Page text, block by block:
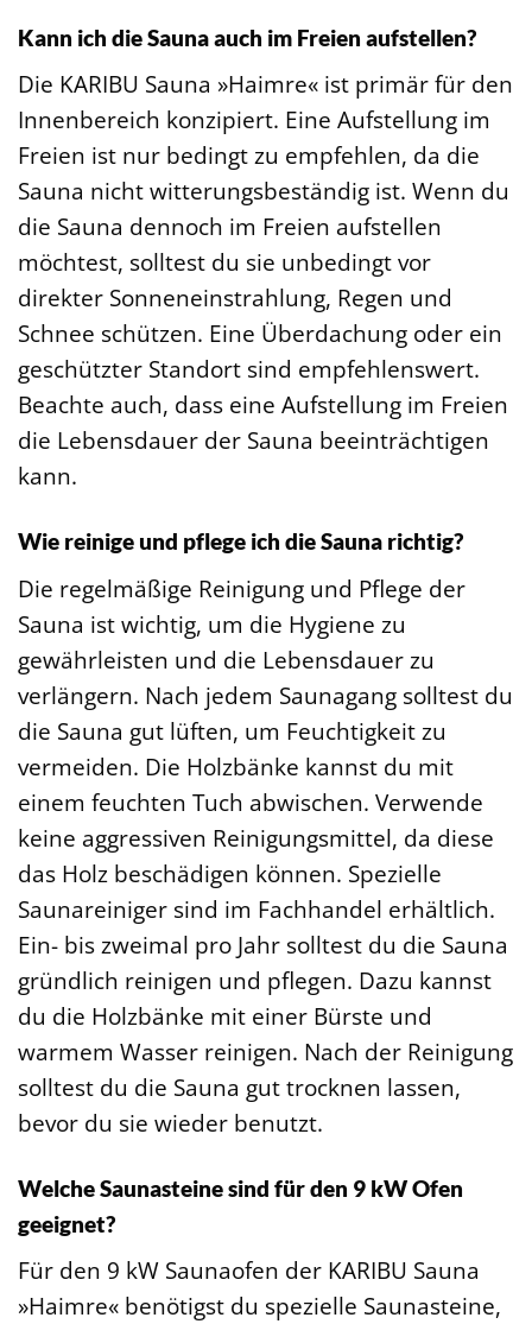
Kann ich die Sauna auch im Freien aufstellen?
Die KARIBU Sauna »Haimre« ist primär für den
Innenbereich konzipiert. Eine Aufstellung im
Freien ist nur bedingt zu empfehlen, da die
Sauna nicht witterungsbeständig ist. Wenn du
die Sauna dennoch im Freien aufstellen
möchtest, solltest du sie unbedingt vor
direkter Sonneneinstrahlung, Regen und
Schnee schützen. Eine Überdachung oder ein
geschützter Standort sind empfehlenswert.
Beachte auch, dass eine Aufstellung im Freien
die Lebensdauer der Sauna beeinträchtigen
kann.
Wie reinige und pflege ich die Sauna richtig?
Die regelmäßige Reinigung und Pflege der
Sauna ist wichtig, um die Hygiene zu
gewährleisten und die Lebensdauer zu
verlängern. Nach jedem Saunagang solltest du
die Sauna gut lüften, um Feuchtigkeit zu
vermeiden. Die Holzbänke kannst du mit
einem feuchten Tuch abwischen. Verwende
keine aggressiven Reinigungsmittel, da diese
das Holz beschädigen können. Spezielle
Saunareiniger sind im Fachhandel erhältlich.
Ein- bis zweimal pro Jahr solltest du die Sauna
gründlich reinigen und pflegen. Dazu kannst
du die Holzbänke mit einer Bürste und
warmem Wasser reinigen. Nach der Reinigung
solltest du die Sauna gut trocknen lassen,
bevor du sie wieder benutzt.
Welche Saunasteine sind für den 9 kW Ofen
geeignet?
Für den 9 kW Saunaofen der KARIBU Sauna
»Haimre« benötigst du spezielle Saunasteine,